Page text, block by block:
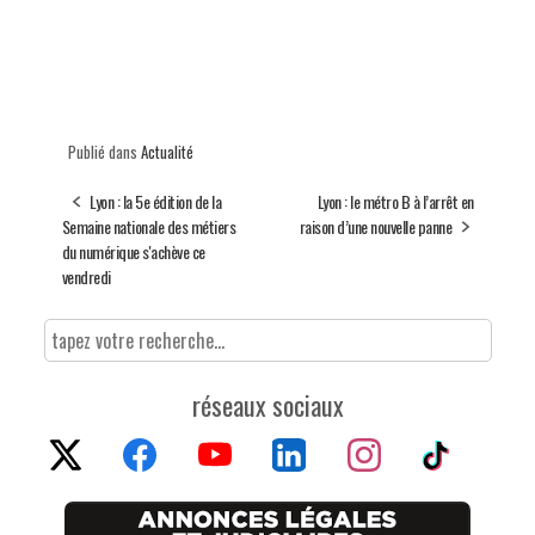
Publié dans Actualité
Lyon : la 5e édition de la
Semaine nationale des métiers
du numérique s'achève ce
vendredi
Lyon : le métro B à l’arrêt en
raison d’une nouvelle panne
réseaux sociaux